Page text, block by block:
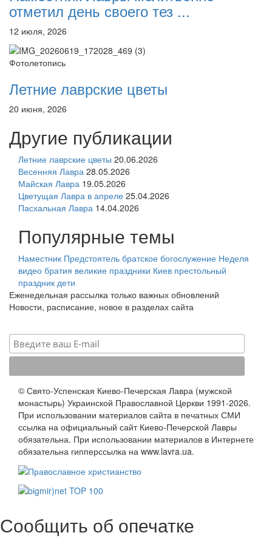
отметил день своего тез ...
12 июля, 2026
Фотолетопись
Летние лаврские цветы
20 июня, 2026
Другие публикации
Летние лаврские цветы 20.06.2026
Весенняя Лавра 28.05.2026
Майская Лавра 19.05.2026
Цветущая Лавра в апреле 25.04.2026
Пасхальная Лавра 14.04.2026
Популярные темы
Наместник Предстоятель братское богослужение Неделя
видео братия великие праздники Киев престольный
праздник дети
Еженедельная рассылка только важных обновлений
Новости, расписание, новое в разделах сайта
© Свято-Успенская Киево-Печерская Лавра (мужской
монастырь) Украинской Православной Церкви 1991-2026.
При использовании материалов сайта в печатных СМИ
ссылка на официальный сайт Киево-Печерской Лавры
обязательна. При использовании материалов в Интернете
обязательна гипперссылка на www.lavra.ua.
Сообщить об опечатке